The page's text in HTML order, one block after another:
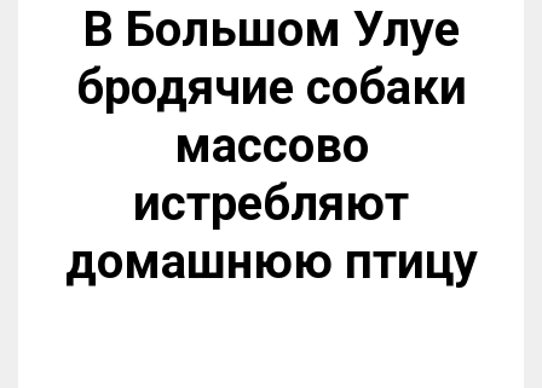
В Большом Улуе
бродячие собаки
массово
истребляют
домашнюю птицу